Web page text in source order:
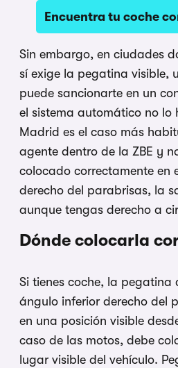
Encuentra tu coche
Sin embargo, en ciudades
sí exige la pegatina visible,
puede sancionarte en un
el sistema automático no lo
Madrid es el caso más
agente dentro de la ZBE y
colocado correctamente en
derecho del parabrisas, la
aunque tengas derecho a
Dónde colocarla
Si tienes coche, la pegatina
ángulo inferior derecho del
en una posición visible
caso de las motos, debe
lugar visible del vehículo.